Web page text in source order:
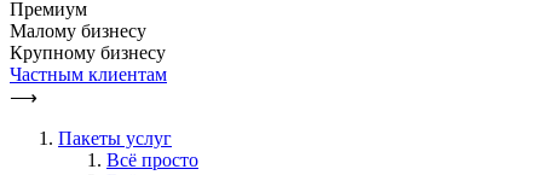
Премиум
Малому бизнесу
Крупному бизнесу
Частным клиентам
⟶
Пакеты услуг
Всё просто